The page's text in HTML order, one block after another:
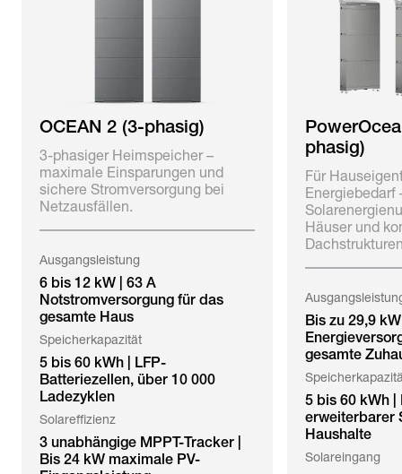
OCEAN 2 (3-phasig)
3-phasiger Heimspeicher –
maximale Einsparungen und
sichere Stromversorgung bei
Netzausfällen.
Ausgangsleistung
6 bis 12 kW | 63 A
Notstromversorgung für das
gesamte Haus
Speicherkapazität
5 bis 60 kWh | LFP-
Batteriezellen, über 10 000
Ladezyklen
Solareffizienz
3 unabhängige MPPT-Tracker |
Bis 24 kW maximale PV-
phasig)
Für
Energiebedarf
Häuser und
Bis zu 29,9
gesamte
5 bis 60 kWh |
erweiterbarer
Haushalte
Solareingang